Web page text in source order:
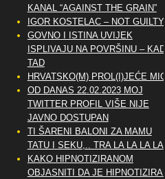
KANAL “AGAINST THE GRAIN”
IGOR KOSTELAC – NOT GUILTY
GOVNO I ISTINA UVIJEK
ISPLIVAJU NA POVRŠINU – KAD
TAD
HRVATSKO(M) PROL(I)JEĆE MIG
OD DANAS 22.02.2023 MOJ
TWITTER PROFIL VIŠE NIJE
JAVNO DOSTUPAN
TI ŠARENI BALONI ZA MAMU
TATU I SEKU,.. TRA LA LA LA LA
KAKO HIPNOTIZIRANOM
OBJASNITI DA JE HIPNOTIZIRAN